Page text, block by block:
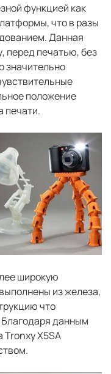
функцией как
что в разы
Данная
перед печатью, без
значительно
положение
печати.
широкую
из железа,
что
данным
Tronxy X5SA